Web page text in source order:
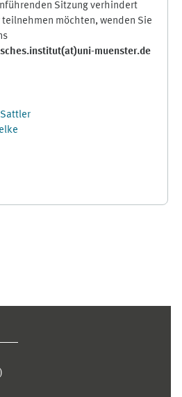
Sitzung verhindert
möchten, wenden Sie
muenster.de